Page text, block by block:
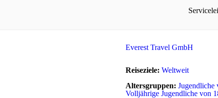
Everest Travel GmbH
Reiseziele: Weltweit
Altersgruppen: Jugendliche
Volljährige Jugendliche von